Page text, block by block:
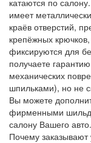
имеет
краёв отверстий,
крепёжных
фиксируются для
получаете
механических
шпильками), но не
Вы можете
фирменными
салону Вашего авто.
Почему заказывают